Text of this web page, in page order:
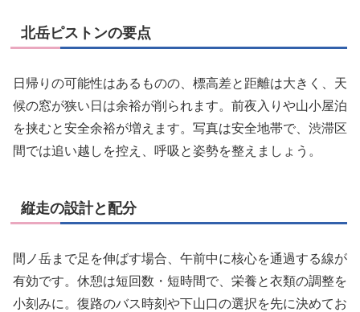
北岳ピストンの要点
日帰りの可能性はあるものの、標高差と距離は大きく、天
候の窓が狭い日は余裕が削られます。前夜入りや山小屋泊
を挟むと安全余裕が増えます。写真は安全地帯で、渋滞区
間では追い越しを控え、呼吸と姿勢を整えましょう。
縦走の設計と配分
間ノ岳まで足を伸ばす場合、午前中に核心を通過する線が
有効です。休憩は短回数・短時間で、栄養と衣類の調整を
小刻みに。復路のバス時刻や下山口の選択を先に決めてお